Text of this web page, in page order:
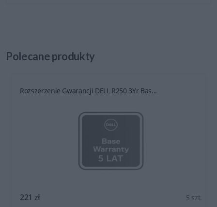
Polecaneprodukty
Rozszerzenie Gwarancji DELL R250 3Yr Bas...
221 zł 5 szt.